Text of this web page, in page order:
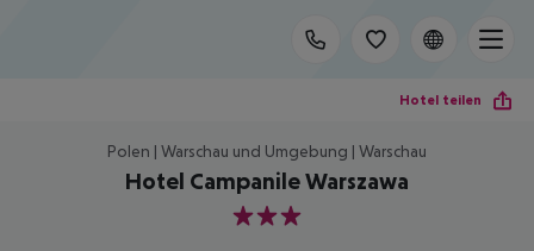
Hotel teilen
Polen | Warschau und Umgebung | Warschau
Hotel Campanile Warszawa
3